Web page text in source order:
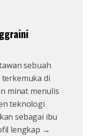
sebuah
di
minat menulis
teknologi
sebagai ibu
lengkap →